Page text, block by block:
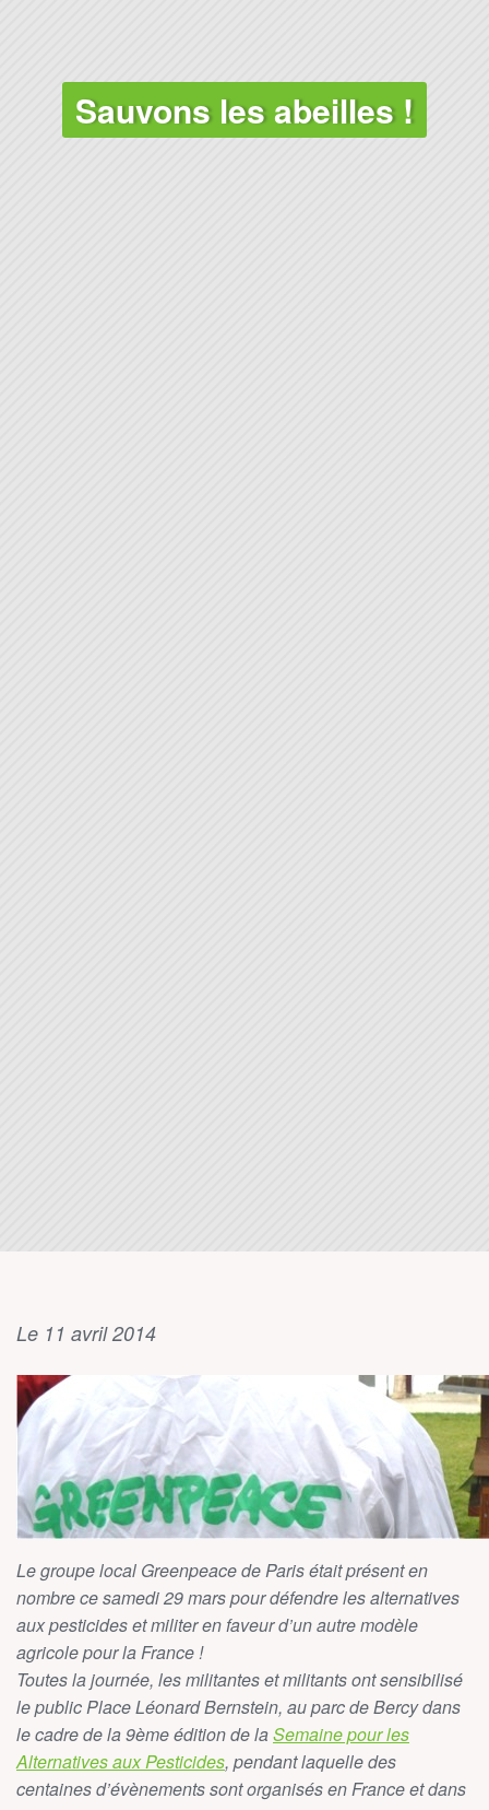
Sauvons les abeilles !
Le 11 avril 2014
Le groupe local Greenpeace de Paris était présent en
nombre ce samedi 29 mars pour défendre les alternatives
aux pesticides et militer en faveur d’un autre modèle
agricole pour la France !
Toutes la journée, les militantes et militants ont sensibilisé
le public Place Léonard Bernstein, au parc de Bercy dans
le cadre de la 9ème édition de laSemaine pour les
Alternatives aux Pesticides, pendant laquelle des
centaines d’évènements sont organisés en France et dans